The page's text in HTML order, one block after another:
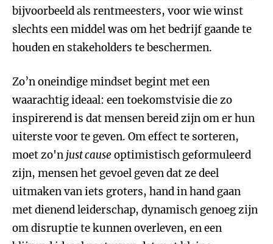
bijvoorbeeld als rentmeesters, voor wie winst
slechts een middel was om het bedrijf gaande te
houden en stakeholders te beschermen.
Zo’n oneindige mindset begint met een
waarachtig ideaal: een toekomstvisie die zo
inspirerend is dat mensen bereid zijn om er hun
uiterste voor te geven. Om effect te sorteren,
moet zo'n just cause optimistisch geformuleerd
zijn, mensen het gevoel geven dat ze deel
uitmaken van iets groters, hand in hand gaan
met dienend leiderschap, dynamisch genoeg zijn
om disruptie te kunnen overleven, en een